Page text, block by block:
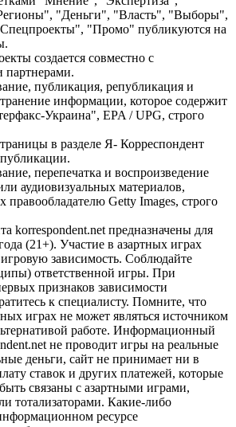
"Деньги", "Власть", "Выборы",
"Промо" публикуются на
создается совместно с
партнерами.
публикация, републикация и
информации, которое содержит
Украина", EPA / UPG, строго
в разделе Я- Корреспондент
публикации.
перепечатка и воспроизведение
аудиовизуальных материалов,
Getty Images, строго
korrespondent.net предназначены для
(21+). Участие в азартных играх
зависимость. Соблюдайте
ответственной игры. При
признаков зависимости
к специалисту. Помните, что
играх не может являться источником
работе. Информационный
не проводит игры на реальные
деньги, сайт не принимает ни в
ставок и других платежей, которые
связаны с азартными играми,
тотализаторами. Какие-либо
ресурсе